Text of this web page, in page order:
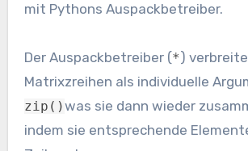
mit Pythons Auspackbetreiber.
Der Auspackbetreiber (*)
Matrixzreihen als individuelle
zip()was sie dann wieder
indem sie entsprechende